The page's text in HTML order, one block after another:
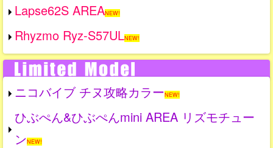
Lapse62S AREANEW!
Rhyzmo Ryz-S57ULNEW!
ニコバイブ チヌ攻略カラーNEW!
ひぶぺん&ひぶぺんmini AREA リズモチュー
ンNEW!